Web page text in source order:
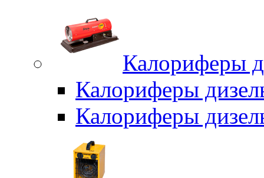
Калориферы
Калориферы
Калориферы